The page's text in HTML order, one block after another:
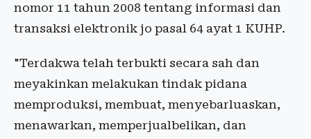
nomor 11 tahun 2008 tentang informasi dan
transaksi elektronik jo pasal 64 ayat 1 KUHP.
"Terdakwa telah terbukti secara sah dan
meyakinkan melakukan tindak pidana
memproduksi, membuat, menyebarluaskan,
menawarkan, memperjualbelikan, dan